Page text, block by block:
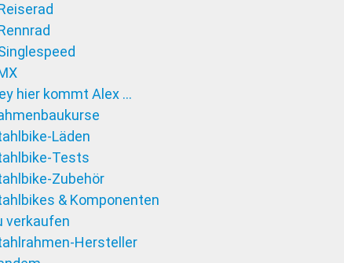
hier kommt Alex …
Läden
Tests
Zubehör
& Komponenten
verkaufen
Hersteller